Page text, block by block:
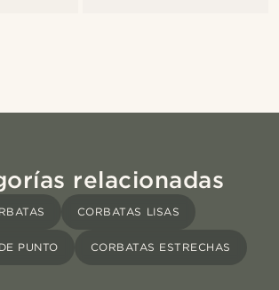
relacionadas
CORBATAS LISAS
PUNTO CORBATAS ESTRECHAS